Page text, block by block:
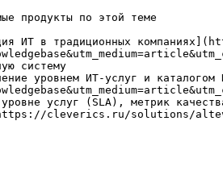
продукты по этой теме
ИТ в традиционных
систему
уровнем ИТ-услуг и
услуг (SLA), метрик
cleverics.ru/solutions/